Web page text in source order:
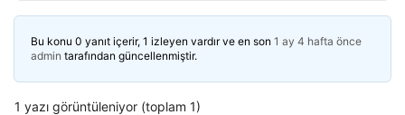
Bu konu 0 yanıt içerir, 1 izleyen vardır ve en son 1 ay 4 hafta önce
admin tarafından güncellenmiştir.
1 yazı görüntüleniyor (toplam 1)